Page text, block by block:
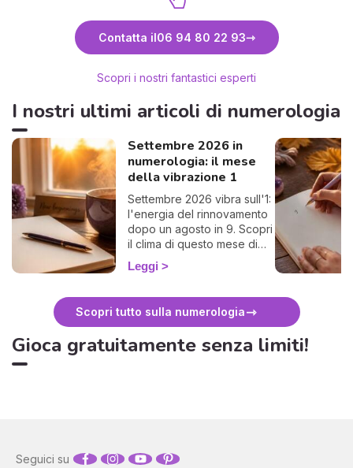
Contatta il06 94 80 22 93
Scopri i nostri fantastici esperti
I nostri ultimi articoli di numerologia
Settembre 2026 in
numerologia: il mese
della vibrazione 1
Settembre 2026 vibra sull'1:
l'energia del rinnovamento
dopo un agosto in 9. Scopri
il clima di questo mese di
rientro e come
approfittarne. 🌱
Leggi
Scopri tutto sulla numerologia
Gioca gratuitamente senza limiti!
Seguici su